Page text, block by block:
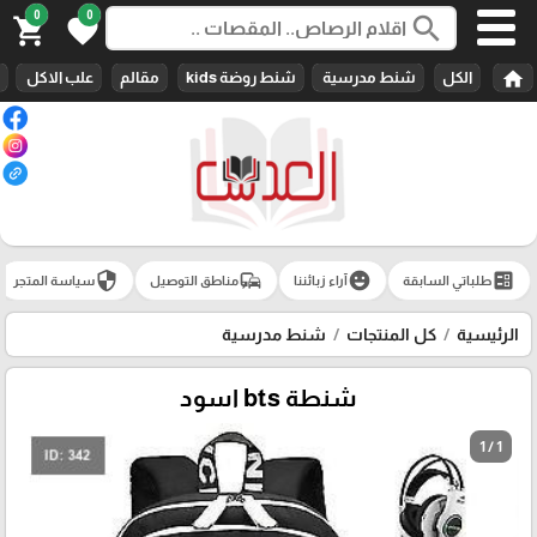
search
0
favorite
0
shopping_cart
home الكل شنط مدرسية شنط روضة kids مقالم علب الاكل
ballotطلباتي السابقة emoji_emotionsآراء زبائننا commuteمناطق التوصيل securityسياسة المتجر
الرئيسية كل المنتجات شنط مدرسية
شنطة bts اسود
1 / 1